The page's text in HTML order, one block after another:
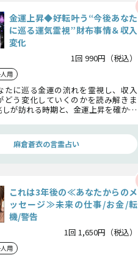
金運上昇◆好転叶う“今後あなた
に巡る運気霊視”財布事情＆収入
変化
1回 990円（税込）
用
たに巡る金運の流れを霊視し、収入
どう変化していくのかを読み解きま
しが訪れる時期と、金運上昇を確かな
麻倉蒼衣の言霊占い
これは3年後の≪あなたからのメ
ッセージ≫未来の仕事/お金/転
機/警告
1回 1,650円（税込）
用